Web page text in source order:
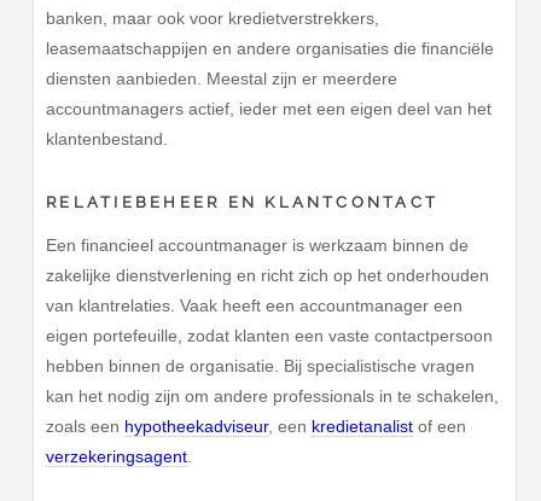
banken, maar ook voor kredietverstrekkers,
leasemaatschappijen en andere organisaties die financiële
diensten aanbieden. Meestal zijn er meerdere
accountmanagers actief, ieder met een eigen deel van het
klantenbestand.
RELATIEBEHEER EN KLANTCONTACT
Een financieel accountmanager is werkzaam binnen de
zakelijke dienstverlening en richt zich op het onderhouden
van klantrelaties. Vaak heeft een accountmanager een
eigen portefeuille, zodat klanten een vaste contactpersoon
hebben binnen de organisatie. Bij specialistische vragen
kan het nodig zijn om andere professionals in te schakelen,
zoals een hypotheekadviseur, een kredietanalist of een
verzekeringsagent